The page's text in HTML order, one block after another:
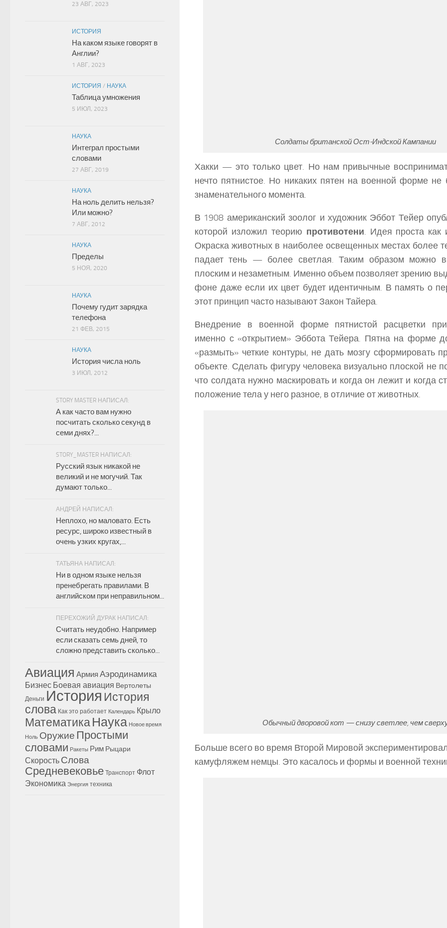
Солдаты британской Ост-Индской Кампании
Хакки — это только цвет. Но нам привычные
нечто пятнистое. Но никаких пятен на военной форме
знаменательного момента.
В 1908 американский зоолог и художник Эббот Тейер
которой изложил теорию противотени. Идея проста как
Окраска животных в наиболее освещенных местах более
падает тень — более светлая. Таким образом можно
плоским и незаметным. Именно объем позволяет зрению
фоне даже если их цвет будет идентичным. В память о
этот принцип часто называют Закон Тайера.
Внедрение в военной форме пятнистой расцветки
именно с «открытием» Эббота Тейера. Пятна на форме
«размыть» четкие контуры, не дать мозгу сформировать
объекте. Сделать фигуру человека визуально плоской не
что солдата нужно маскировать и когда он лежит и когда
положение тела у него разное, в отличие от животных.
Обычный дворовой кот — снизу светлее, чем
Больше всего во время Второй Мировой
камуфляжем немцы. Это касалось и формы и военной
23 АВГ, 2023
ИСТОРИЯ
На каком языке говорят в
Англии?
1 АВГ, 2023
ИСТОРИЯ / НАУКА
Таблица умножения
5 ИЮЛ, 2023
НАУКА
Интеграл простыми
словами
27 АВГ, 2019
НАУКА
На ноль делить нельзя?
Или можно?
7 АВГ, 2012
НАУКА
Пределы
5 НОЯ, 2020
НАУКА
Почему гудит зарядка
телефона
21 ФЕВ, 2015
НАУКА
История числа ноль
3 ИЮЛ, 2012
STORY MASTER НАПИСАЛ:
А как часто вам нужно
посчитать сколько секунд в
семи днях?...
STORY_MASTER НАПИСАЛ:
Русский язык никакой не
великий и не могучий. Так
думают только...
АНДРЕЙ НАПИСАЛ:
Неплохо, но маловато. Есть
ресурс, широко известный в
очень узких кругах,...
ТАТЬЯНА НАПИСАЛ:
Ни в одном языке нельзя
пренебрегать правилами. В
английском при неправильном...
ПЕРЕХОЖИЙ ДУРАК НАПИСАЛ:
Считать неудобно. Например
если сказать семь дней, то
сложно представить сколько...
Авиация Армия Аэродинамика
Бизнес Боевая авиация Вертолеты
Деньги История История
слова Как это работает Календарь Крыло
МатематикаНаука Новое время
Ноль Оружие Простыми
словами Ракеты Рим Рыцари
Скорость Слова
Средневековье Транспорт Флот
Экономика Энергия техника